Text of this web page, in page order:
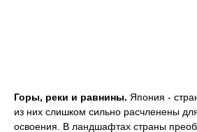
Горы, реки и равнины. Япония -
из них слишком сильно расчленены
освоения. В ландшафтах страны